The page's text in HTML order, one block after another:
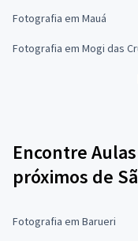
Fotografia em Mauá
Fotografia em Mogi das
Encontre
próximos de
Fotografia em Barueri